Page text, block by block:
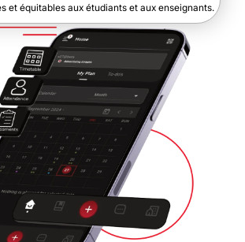
et équitables aux étudiants et aux enseignants.